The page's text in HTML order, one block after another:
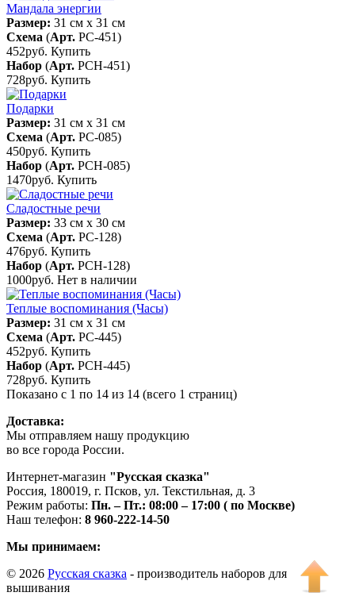
Мандала энергии
Размер: 31 см x 31 см
Схема (Арт. РС-451)
452руб. Купить
Набор (Арт. РСН-451)
728руб. Купить
Подарки
Размер: 31 см x 31 см
Схема (Арт. РС-085)
450руб. Купить
Набор (Арт. РСН-085)
1470руб. Купить
Сладостные речи
Размер: 33 см x 30 см
Схема (Арт. РС-128)
476руб. Купить
Набор (Арт. РСН-128)
1000руб. Нет в наличии
Теплые воспоминания (Часы)
Размер: 31 см x 31 см
Схема (Арт. РС-445)
452руб. Купить
Набор (Арт. РСН-445)
728руб. Купить
Показано с 1 по 14 из 14 (всего 1 страниц)
Доставка:
Мы отправляем нашу продукцию
во все города России.
Интернет-магазин "Русская сказка"
Россия, 180019, г. Псков, ул. Текстильная, д. 3
Режим работы: Пн. – Пт.: 08:00 – 17:00 ( по Москве)
Наш телефон: 8 960-222-14-50
Мы принимаем:
© 2026 Русская сказка - производитель наборов для
вышивания